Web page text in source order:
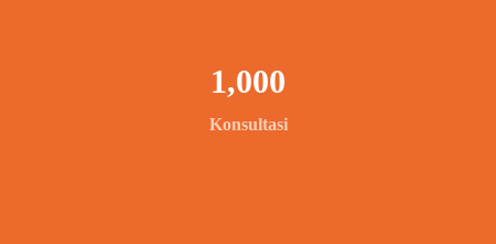
Konsultasi
1,000